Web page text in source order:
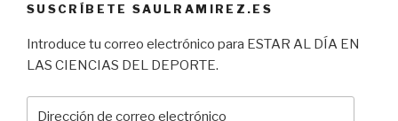
SUSCRÍBETE SAULRAMIREZ.ES
Introduce tu correo electrónico para ESTAR AL DÍA EN
LAS CIENCIAS DEL DEPORTE.